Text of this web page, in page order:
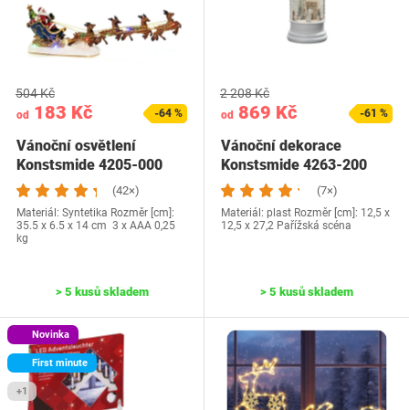
od 183 Kč
504 Kč
-64 %
Vánoční osvětlení
Konstsmide 4205-000
(42×)
Materiál: Syntetika Rozměr [cm]:
35.5 x 6.5 x 14 cm 3 x AAA 0,25
kg
> 5 kusů skladem
od 869 Kč
2 208 Kč
-61 %
Vánoční dekorace
Konstsmide 4263-200
Paříž
(7×)
Materiál: plast Rozměr [cm]: 12,5 x
12,5 x 27,2 Pařížská scéna
> 5 kusů skladem
Novinka
First minute
+1